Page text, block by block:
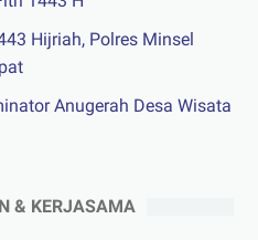
Hijriah, Polres Minsel
Anugerah Desa Wisata
& KERJASAMA